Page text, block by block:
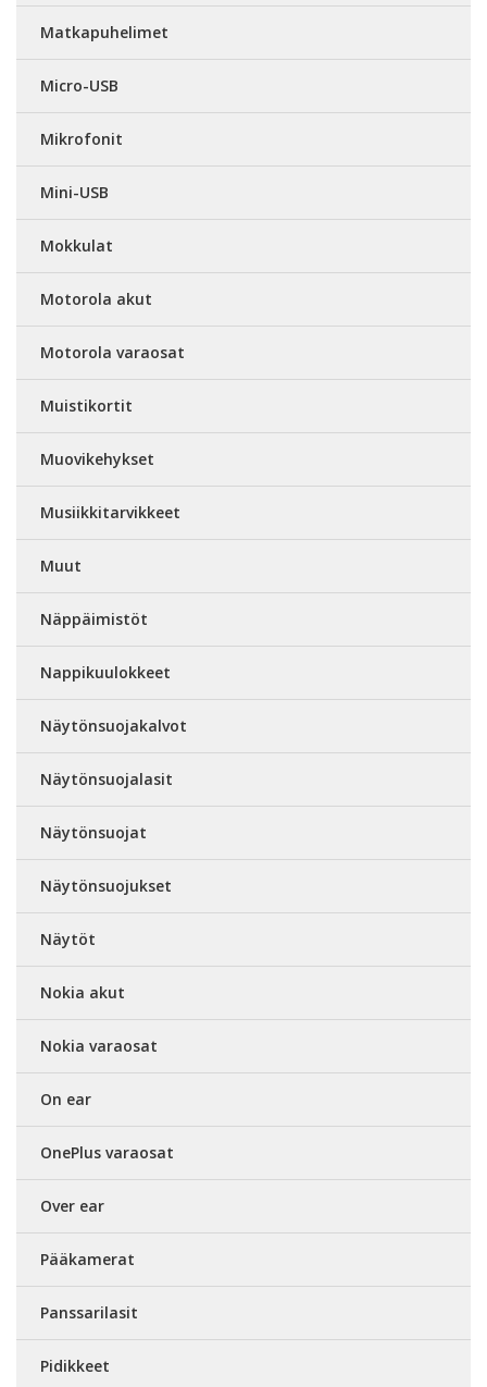
Matkapuhelimet
Micro-USB
Mikrofonit
Mini-USB
Mokkulat
Motorola akut
Motorola varaosat
Muistikortit
Muovikehykset
Musiikkitarvikkeet
Muut
Näppäimistöt
Nappikuulokkeet
Näytönsuojakalvot
Näytönsuojalasit
Näytönsuojat
Näytönsuojukset
Näytöt
Nokia akut
Nokia varaosat
On ear
OnePlus varaosat
Over ear
Pääkamerat
Panssarilasit
Pidikkeet